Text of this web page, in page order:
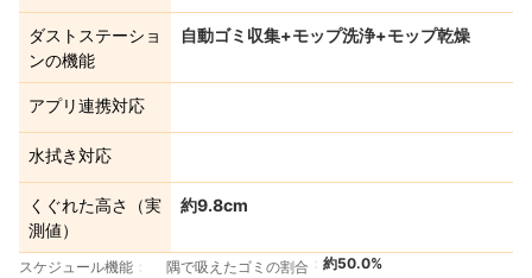
ダストステーショ
ンの機能
自動ゴミ収集+モップ洗浄+モップ乾燥
アプリ連携対応
水拭き対応
くぐれた高さ（実
測値）
約9.8cm
スケジュール機能 隅で吸えたゴミの割合
約50.0%